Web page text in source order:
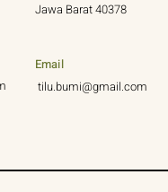
Jawa Barat 40378
Email
tilu.bumi@gmail.com